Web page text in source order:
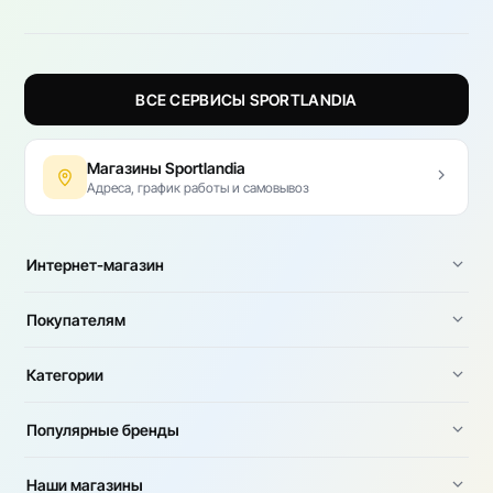
ВСЕ СЕРВИСЫ SPORTLANDIA
Магазины Sportlandia
Адреса, график работы и самовывоз
Интернет-магазин
Покупателям
Категории
Популярные бренды
Наши магазины